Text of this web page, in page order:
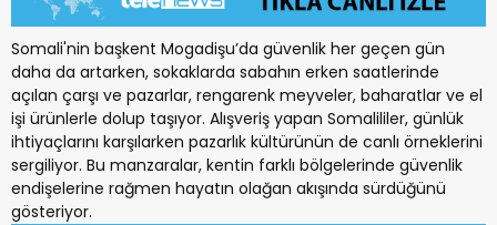
Somali'nin başkent Mogadişu’da güvenlik her geçen gün
daha da artarken, sokaklarda sabahın erken saatlerinde
açılan çarşı ve pazarlar, rengarenk meyveler, baharatlar ve el
işi ürünlerle dolup taşıyor. Alışveriş yapan Somalililer, günlük
ihtiyaçlarını karşılarken pazarlık kültürünün de canlı örneklerini
sergiliyor. Bu manzaralar, kentin farklı bölgelerinde güvenlik
endişelerine rağmen hayatın olağan akışında sürdüğünü
gösteriyor.